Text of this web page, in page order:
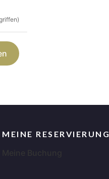
MEINE RESERVIERUNG